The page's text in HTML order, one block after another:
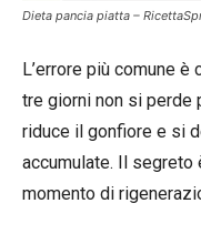
Dieta pancia piatta –
L’errore più comune
tre giorni non si perde
riduce il gonfiore e si
accumulate. Il segreto
momento di